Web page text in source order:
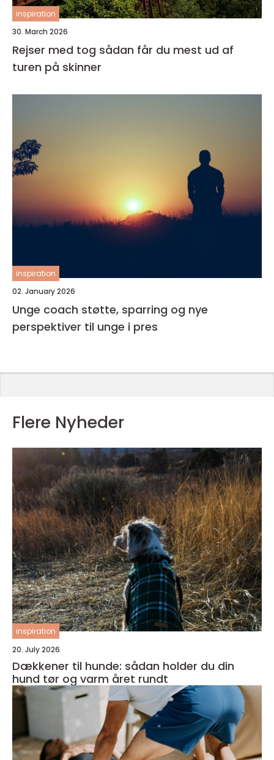
inspiration
30. March 2026
Rejser med tog sådan får du mest ud af
turen på skinner
inspiration
02. January 2026
Unge coach støtte, sparring og nye
perspektiver til unge i pres
Flere Nyheder
inspiration
20. July 2026
Dækkener til hunde: sådan holder du din
hund tør og varm året rundt